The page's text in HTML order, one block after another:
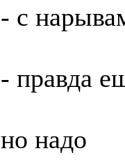
- с
- правда
но надо